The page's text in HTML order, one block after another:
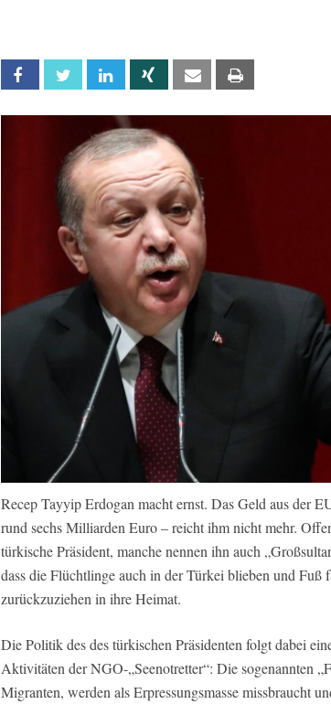
Facebook Twitter Linkedin Xing Email
Recep Tayyip Erdogan macht ernst. Das Geld aus der
rund sechs Milliarden Euro – reicht ihm nicht mehr.
türkische Präsident, manche nennen ihn auch
dass die Flüchtlinge auch in der Türkei blieben und Fuß
zurückzuziehen in ihre Heimat.
Die Politik des des türkischen Präsidenten folgt dabei
Aktivitäten der NGO-„Seenotretter“: Die sogenannten
Migranten, werden als Erpressungsmasse missbraucht